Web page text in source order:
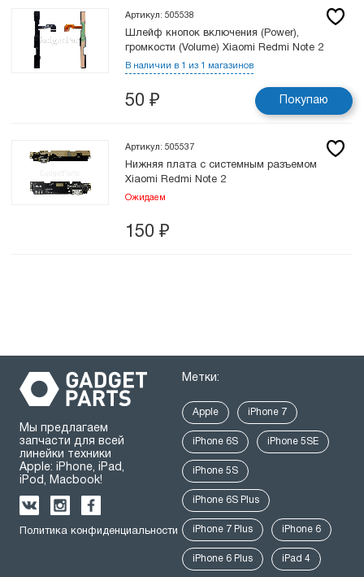
Артикул: 505538
Шлейф кнопок включения (Power),
громкости (Volume) Xiaomi Redmi Note 2
В наличии в 1 из 1 магазинов
50 ₽ Покупаю
Артикул: 505537
Нижняя плата с системным разъемом
Xiaomi Redmi Note 2
Ожидаем
150 ₽
Мы предлагаем
запчасти для всей
линейки техники
Apple: iPhone, iPad,
iPod, Macbook!
Политика конфиденциальности
Метки:
Apple iPhone 7
iPhone 6S iPhone 5SE
iPhone 5S
iPhone 6S Plus
iPhone 7 Plus iPhone 6
iPhone 6 Plus iPad 4